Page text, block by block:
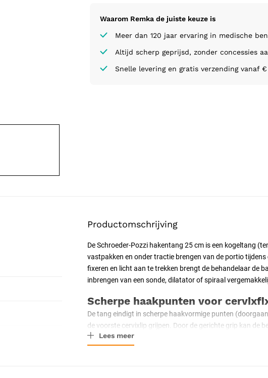
Waarom Remka de juiste keuze is
Meer dan 120 jaar ervaring in medische
Altijd scherp geprijsd, zonder concessies
Snelle levering en gratis verzending vanaf €
Productomschrijving
De Schroeder-Pozzi hakentang 25 cm is een kogeltang
vastpakken en onder tractie brengen van de portio
fixeren en licht aan te trekken brengt de behandelaar de
inbrengen van een sonde, dilatator of spiraal
Scherpe haakpunten voor
De tang eindigt in scherpe haakvormige punten
de voorste cervixlip grijpen. Door de gerichte grip kan de
onder lichte tractie brengen. Dit strekt het cervicale
Lees meer